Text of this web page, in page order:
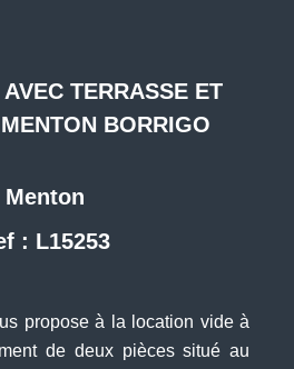
TERRASSE ET
BORRIGO
Menton
: L15253
propose à la location vide à
de deux pièces situé au